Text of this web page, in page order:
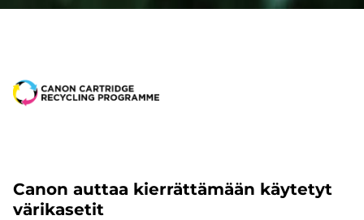
Canon auttaa kierrättämään käytetyt
värikasetit